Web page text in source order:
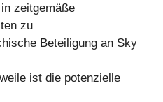
zeitgemäße
zu
Beteiligung an Sky
ist die potenzielle